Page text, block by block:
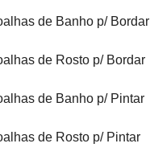
de Banho p/ Bordar
de Rosto p/ Bordar
de Banho p/ Pintar
de Rosto p/ Pintar